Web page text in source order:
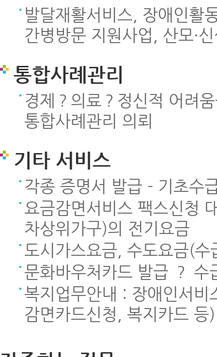
발달재활서비스, 장애인활
간병방문 지원사업, 산모·
통합사례관리
경제？의료？정신적 어려
통합사례관리 의뢰
기타 서비스
각종 증명서 발급 - 기초수
요금감면서비스 팩스신청
차상위가구)의 전기요금
도시가스요금, 수도요금(수
문화바우처카드 발급 ？ 수
복지업무안내 : 장애인서
감면카드신청, 복지카드 등)